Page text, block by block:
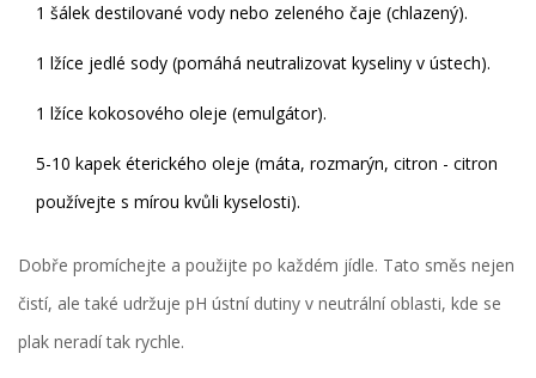
1 šálek destilované vody nebo zeleného čaje (chlazený).
1 lžíce jedlé sody (pomáhá neutralizovat kyseliny v ústech).
1 lžíce kokosového oleje (emulgátor).
5-10 kapek éterického oleje (máta, rozmarýn, citron - citron
používejte s mírou kvůli kyselosti).
Dobře promíchejte a použijte po každém jídle. Tato směs nejen
čistí, ale také udržuje pH ústní dutiny v neutrální oblasti, kde se
plak neradí tak rychle.